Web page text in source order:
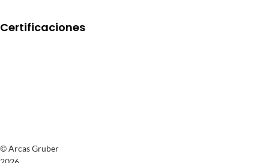
Certificaciones
© Arcas Gruber